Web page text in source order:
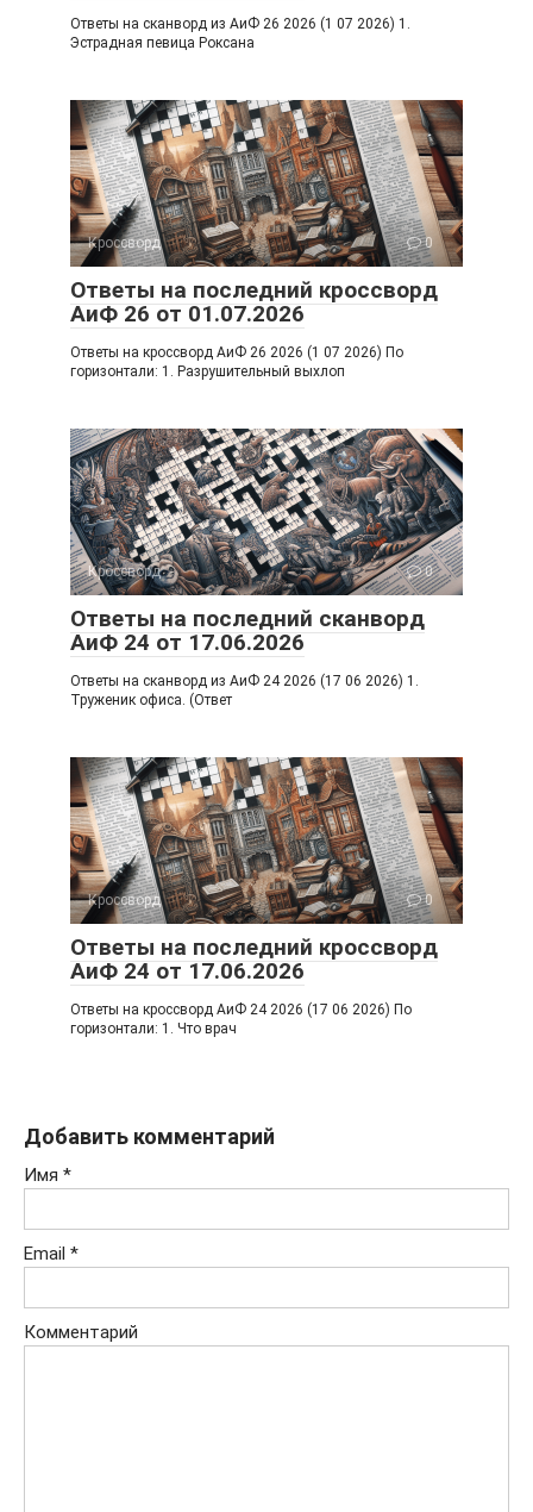
Ответы на сканворд из АиФ 26 2026 (1 07 2026) 1.
Эстрадная певица Роксана
Кроссворд 0
Ответы на последний кроссворд
АиФ 26 от 01.07.2026
Ответы на кроссворд АиФ 26 2026 (1 07 2026) По
горизонтали: 1. Разрушительный выхлоп
Кроссворд 0
Ответы на последний сканворд
АиФ 24 от 17.06.2026
Ответы на сканворд из АиФ 24 2026 (17 06 2026) 1.
Труженик офиса. (Ответ
Кроссворд 0
Ответы на последний кроссворд
АиФ 24 от 17.06.2026
Ответы на кроссворд АиФ 24 2026 (17 06 2026) По
горизонтали: 1. Что врач
Добавить комментарий
Имя *
Email *
Комментарий